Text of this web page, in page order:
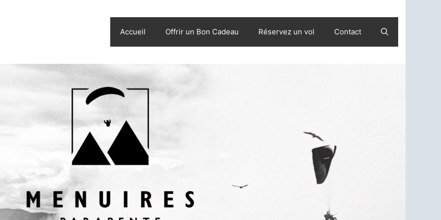
Accueil Offrir un Bon Cadeau Réservez un vol Contact